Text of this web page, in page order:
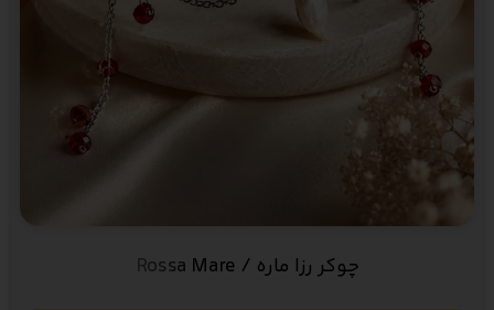
چوکر رزا ماره / Rossa Mare